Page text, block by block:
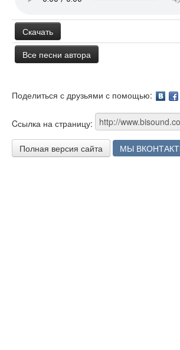
Скачать
Все песни автора
Поделиться с друзьями с помощью:
Cсылка на страницу:
Полная версия сайта МЫ